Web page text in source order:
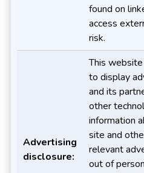
found on
access
risk.
Advertising
disclosure:
This
to display
and its
other
information
site and
relevant
out of